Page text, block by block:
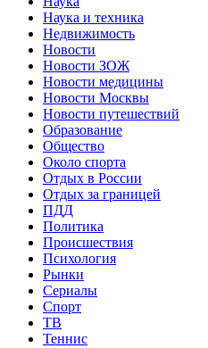
Наука и техника
Недвижимость
Новости
Новости ЗОЖ
Новости медицины
Новости Москвы
Новости путешествий
Образование
Общество
Около спорта
Отдых в России
Отдых за границей
ПДД
Политика
Происшествия
Психология
Рынки
Сериалы
Спорт
ТВ
Теннис